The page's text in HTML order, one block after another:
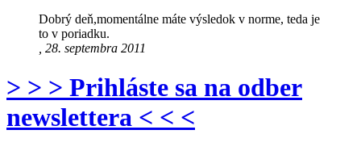
Dobrý deň,momentálne máte výsledok v norme, teda je
to v poriadku.
, 28. septembra 2011
> > > Prihláste sa na odber
newslettera < < <